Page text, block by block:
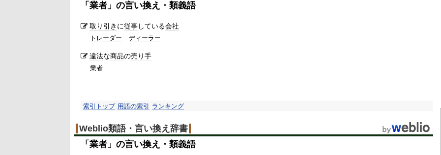
「 業者 」の言い換え・類義語
取り引き に従事している会社
トレーダー ディーラー
違法な商品の売り手
業者
索引トップ 用語の索引 ランキング
Weblio類語・言い換え辞書
「 業者 」の言い換え・類義語